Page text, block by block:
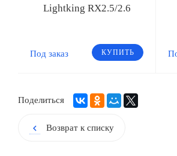
Lightking RX2.5/2.6
Под заказ КУПИТЬ
Поделиться
chevron_left Возврат к списку